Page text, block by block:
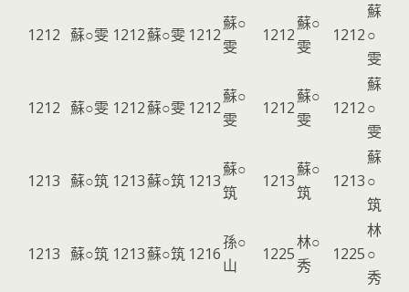
1212 蘇○雯 1212蘇○雯 1212
蘇○
雯
1212
蘇○
雯
1212
蘇
○
雯
1212 蘇○雯 1212蘇○雯 1212
蘇○
雯
1212
蘇○
雯
1212
蘇
○
雯
1213 蘇○筑 1213蘇○筑 1213
蘇○
筑
1213
蘇○
筑
1213
蘇
○
筑
1213 蘇○筑 1213蘇○筑 1216
孫○
山
1225
林○
秀
1225
林
○
秀